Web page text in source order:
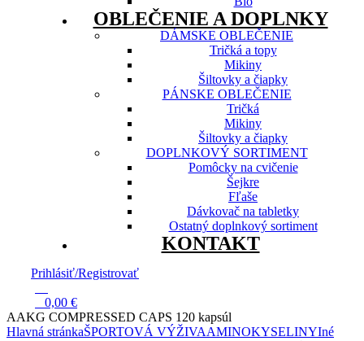
OBLEČENIE A DOPLNKY
DÁMSKE OBLEČENIE
Tričká a topy
Mikiny
Šiltovky a čiapky
PÁNSKE OBLEČENIE
Tričká
Mikiny
Šiltovky a čiapky
DOPLNKOVÝ SORTIMENT
Pomôcky na cvičenie
Šejkre
Fľaše
Dávkovač na tabletky
Ostatný doplnkový sortiment
KONTAKT
Prihlásiť/Registrovať
0,00 €
AAKG COMPRESSED CAPS 120 kapsúl
Hlavná stránkaŠPORTOVÁ VÝŽIVAAMINOKYSELINYIné